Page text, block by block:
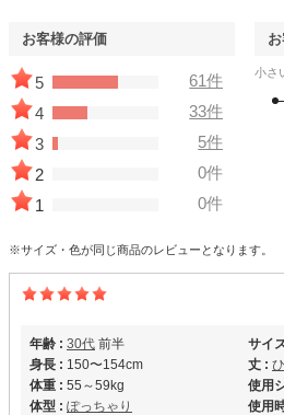
お客様の評価
5
61件
4
33件
3
5件
2
0件
1
0件
小さ
※サイズ・色が同じ商品のレビューとなります。
年齢 : 30代 前半
身長 : 150〜154cm
体重 : 55～59kg
体型 : ぽっちゃり
サイ
丈 :
使用
使用